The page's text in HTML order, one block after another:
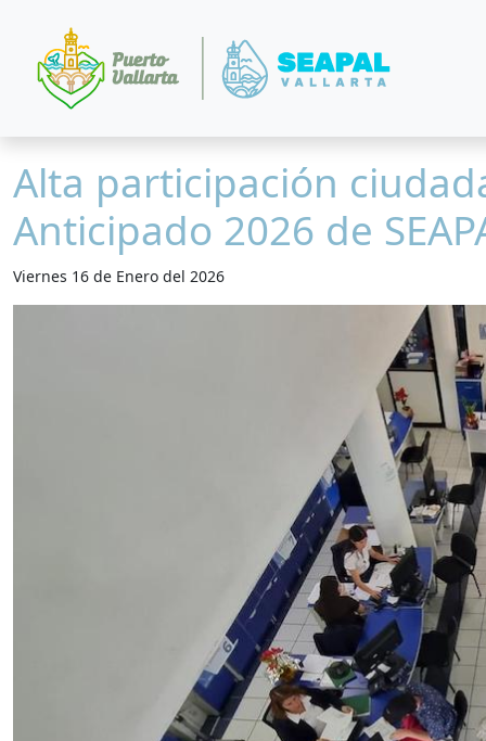
Alta participación
Anticipado 2026 de
Viernes 16 de Enero del 2026